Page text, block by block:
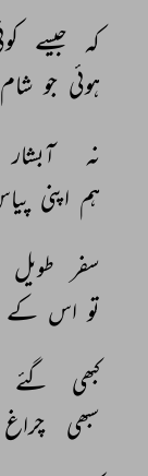
کہ جیسے
ہوئی جو شام
نہ
آبشار
ہم اپنی
سفر طویل
تو اس کے
کبھی
گئے
سبھی
چراغ